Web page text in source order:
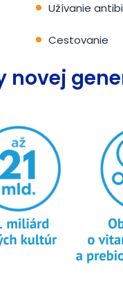
Užívanie
Cestovanie
novej